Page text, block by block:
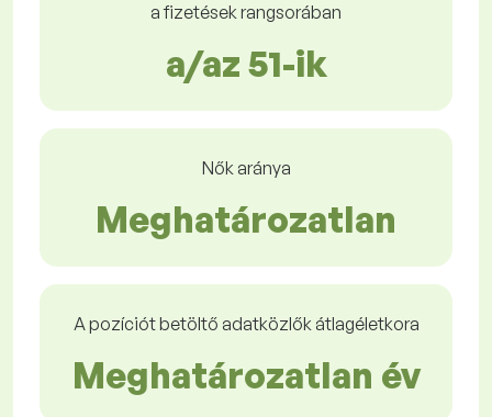
a fizetések rangsorában
a/az 51-ik
Nők aránya
Meghatározatlan
A pozíciót betöltő adatközlők átlagéletkora
Meghatározatlan év